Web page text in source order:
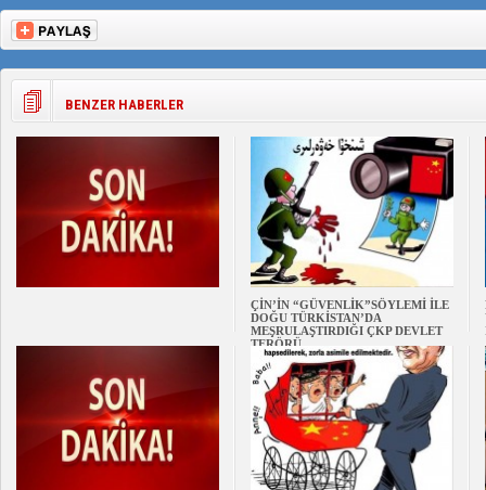
BENZER HABERLER
ÇİN’İN “GÜVENLİK”SÖYLEMİ İLE
DOĞU TÜRKİSTAN’DA
MEŞRULAŞTIRDIĞI ÇKP DEVLET
TERÖRÜ